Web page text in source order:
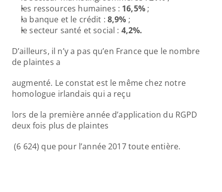
les ressources humaines : 16,5% ;
la banque et le crédit : 8,9% ;
le secteur santé et social : 4,2%.
D’ailleurs, il n’y a pas qu’en France que le nombre
de plaintes a
augmenté. Le constat est le même chez notre
homologue irlandais qui a reçu
lors de la première année d’application du RGPD
deux fois plus de plaintes
(6 624) que pour l’année 2017 toute entière.